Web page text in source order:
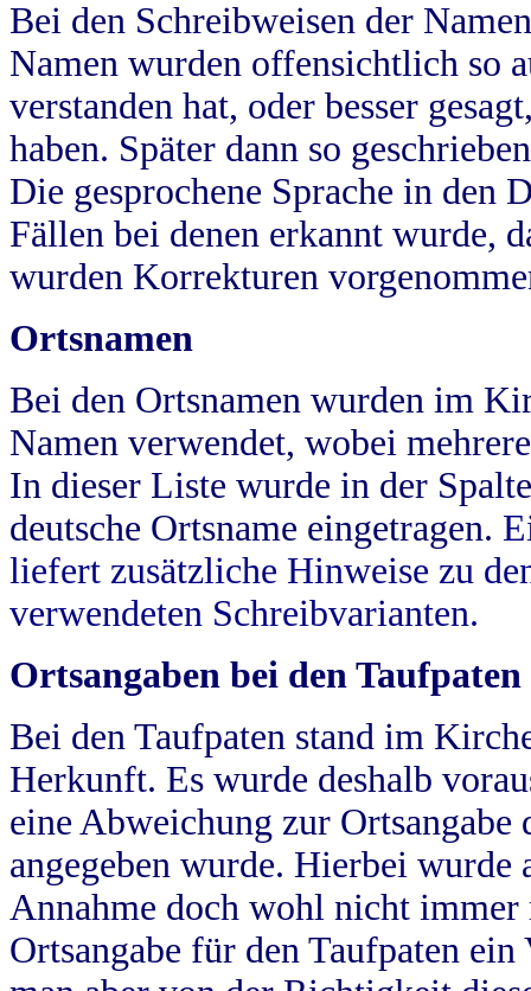
Bei den Schreibweisen der
Namen wurden offensichtlich so
verstanden hat, oder besser
haben. Später dann so
Die gesprochene Sprache in
Fällen bei denen erkannt wurde,
wurden Korrekturen
Ortsnamen
Bei den Ortsnamen wurden im
Namen verwendet, wobei
In dieser Liste wurde in der
deutsche Ortsname eingetragen.
liefert zusätzliche Hinweise zu
verwendeten Schreibvarianten.
Ortsangaben bei den Taufpaten
Bei den Taufpaten stand im
Herkunft. Es wurde deshalb
eine Abweichung zur
angegeben wurde. Hierbei wurde
Annahme doch wohl nicht
Ortsangabe für den Taufpaten